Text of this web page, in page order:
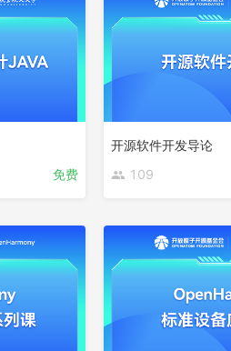
免费
开源软件开发导论
109